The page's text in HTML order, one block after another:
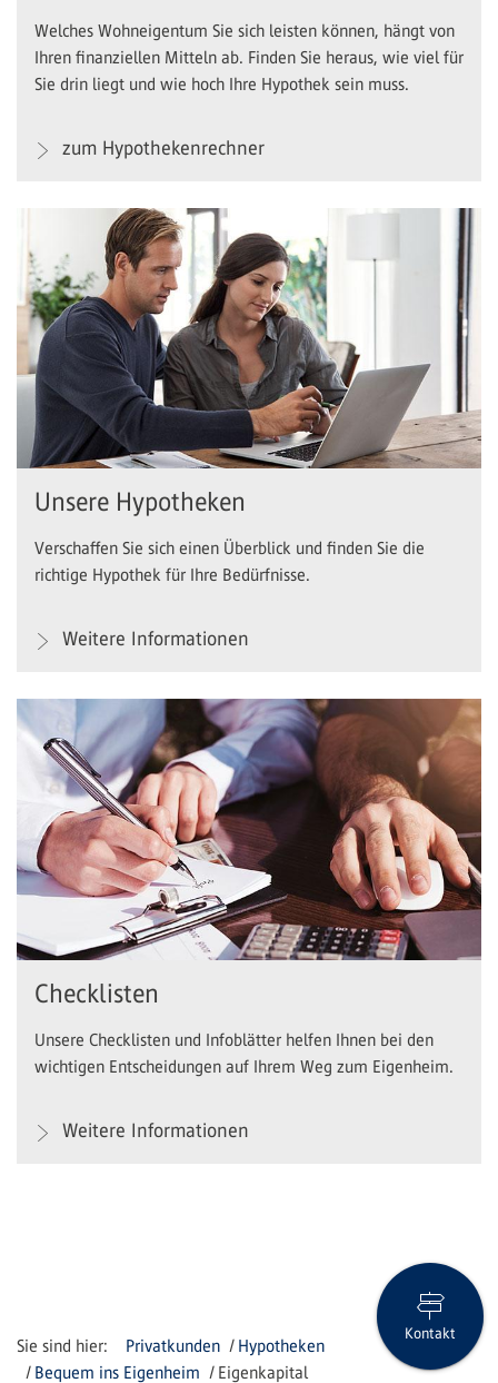
Welches Wohneigentum Sie sich leisten können, hängt von
Ihren finanziellen Mitteln ab. Finden Sie heraus, wie viel für
Sie drin liegt und wie hoch Ihre Hypothek sein muss.
zum Hypothekenrechner
Unsere Hypotheken
Verschaffen Sie sich einen Überblick und finden Sie die
richtige Hypothek für Ihre Bedürfnisse.
Weitere Informationen
Checklisten
Unsere Checklisten und Infoblätter helfen Ihnen bei den
wichtigen Entscheidungen auf Ihrem Weg zum Eigenheim.
Weitere Informationen
Privatkunden
Hypotheken
Bequem ins Eigenheim
Eigenkapital
Kontakt